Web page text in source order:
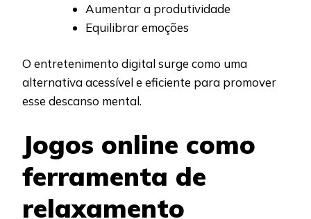
Aumentar a produtividade
Equilibrar emoções
O entretenimento digital surge como uma
alternativa acessível e eficiente para promover
esse descanso mental.
Jogos online como
ferramenta de
relaxamento